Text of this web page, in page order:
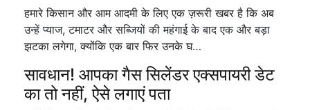
हमारे किसान और आम आदमी के लिए एक ज़रूरी खबर है कि अब
उन्हें प्याज, टमाटर और सब्जियों की महंगाई के बाद एक और बड़ा
झटका लगेगा, क्योंकि एक बार फिर उनके घ…
सावधान! आपका गैस सिलेंडर एक्सपायरी डेट
का तो नहीं, ऐसे लगाएं पता